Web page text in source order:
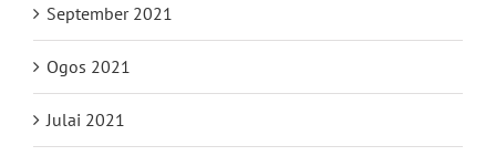
September 2021
Ogos 2021
Julai 2021